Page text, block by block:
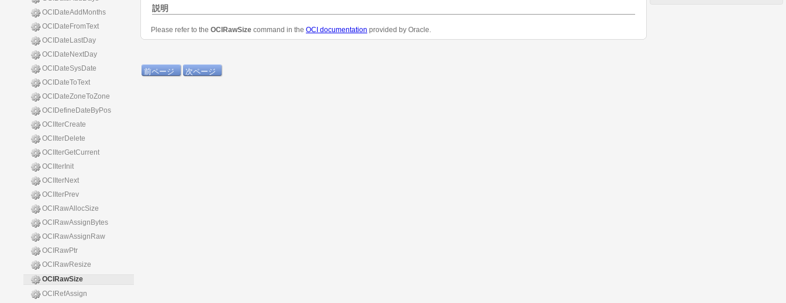
OCIDateAddMonths
OCIDateFromText
OCIDateLastDay
OCIDateNextDay
OCIDateSysDate
OCIDateToText
OCIDateZoneToZone
OCIDefineDateByPos
OCIIterCreate
OCIIterDelete
OCIIterGetCurrent
OCIIterInit
OCIIterNext
OCIIterPrev
OCIRawAllocSize
OCIRawAssignBytes
OCIRawAssignRaw
OCIRawPtr
OCIRawResize
OCIRawSize
OCIRefAssign
説明
Please refer to the OCIRawSize command in the OCI documentation provided by Oracle.
前ページ 次ページ